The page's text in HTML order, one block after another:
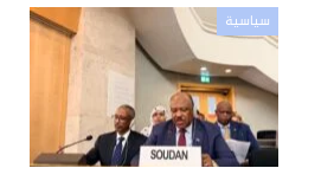
سياسية